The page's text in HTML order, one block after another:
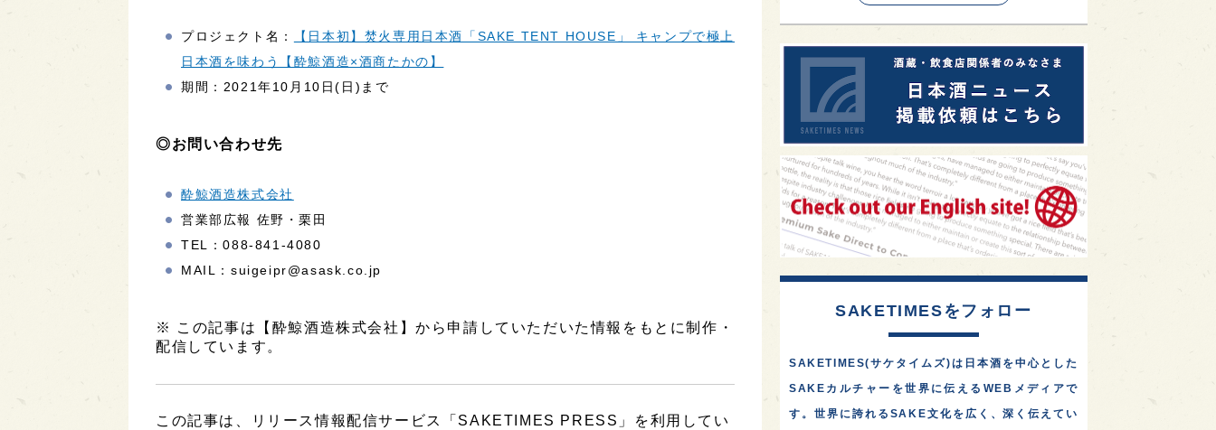
プロジェクト名：
【日本初】焚火専用日本酒「SAKE TENT HOUSE」 キャンプで極上
日本酒を味わう【酔鯨酒造×酒商たかの】
期間：2021年10月10日(日)まで
◎お問い合わせ先
酔鯨酒造株式会社
営業部広報 佐野・栗田
TEL：088-841-4080
MAIL：suigeipr@asask.co.jp
※ この記事は【酔鯨酒造株式会社】から申請していただいた情報をもとに制作・
配信しています。
この記事は、リリース情報配信サービス「SAKETIMES PRESS」を利用してい
SAKETIMESをフォロー
SAKETIMES(サケタイムズ)は日本酒を中心とした
SAKEカルチャーを世界に伝えるWEBメディアで
す。世界に誇れるSAKE文化を広く、深く伝えてい